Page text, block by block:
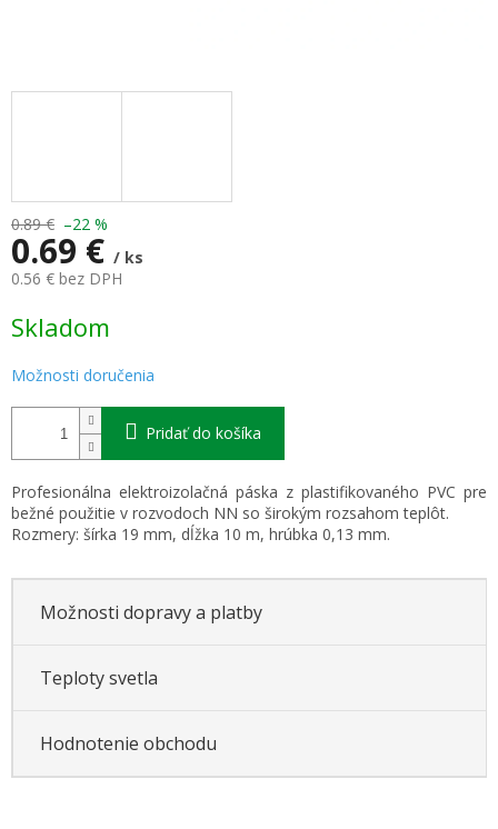
0.89 € –22 %
0.69 € / ks
0.56 € bez DPH
cena:
Skladom
Možnosti doručenia
Pridať do košíka
Profesionálna elektroizolačná páska z plastifikovaného PVC pre
bežné použitie v rozvodoch NN so širokým rozsahom teplôt.
Rozmery: šírka 19 mm, dĺžka 10 m, hrúbka 0,13 mm.
Možnosti dopravy a platby
Teploty svetla
Hodnotenie obchodu